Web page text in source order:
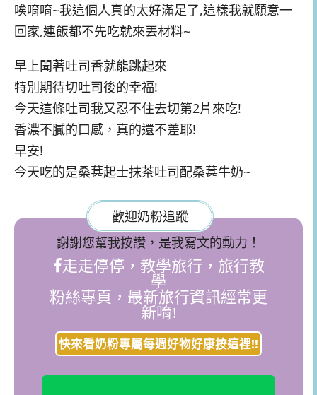
唉唷唷~我這個人真的太好滿足了,這樣我就願意一
回家,連飯都不先吃就來丟材料~
早上聞著吐司香就能跳起來
特別期待切吐司後的幸福!
今天這條吐司我又忍不住去切第2片來吃!
香濃不膩的口感，真的還不差耶!
早安!
今天吃的是桑葚起士抹茶吐司配桑葚牛奶~
歡迎奶粉追蹤
謝謝您幫我按讚，是我寫文的動力！
走走停停，教學旅行，旅行教
學
粉絲專頁，最新旅行資訊經常更
新唷!
快來看奶粉專屬每週好物好康按這裡!!